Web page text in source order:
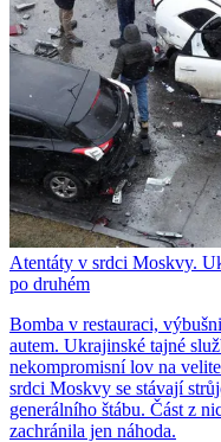
Atentáty v srdci Moskvy.
po druhém
Bomba v restauraci,
autem. Ukrajinské tajné
nekompromisní lov na
srdci Moskvy se stávají
generálního štábu. Část z
zachránila jen náhoda.